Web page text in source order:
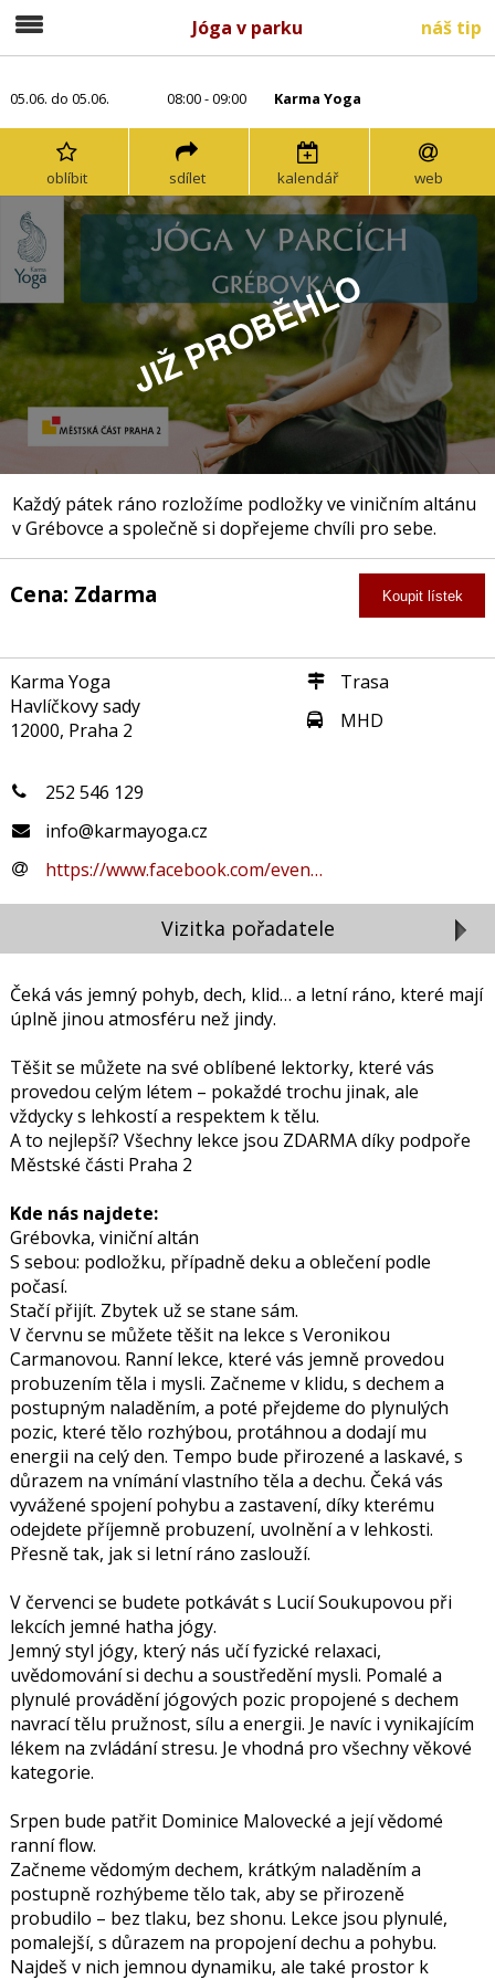
Jóga v parku náš tip
05.06. do 05.06. 08:00 - 09:00 Karma Yoga
oblíbit sdílet kalendář web
Každý pátek ráno rozložíme podložky ve viničním altánu
v Grébovce a společně si dopřejeme chvíli pro sebe.
Cena: Zdarma Koupit lístek
Karma Yoga
Havlíčkovy sady
12000, Praha 2
Trasa
MHD
252 546 129
info@karmayoga.cz
https://www.facebook.com/even…
Vizitka pořadatele
Čeká vás jemný pohyb, dech, klid… a letní ráno, které mají
úplně jinou atmosféru než jindy.
Těšit se můžete na své oblíbené lektorky, které vás
provedou celým létem – pokaždé trochu jinak, ale
vždycky s lehkostí a respektem k tělu.
A to nejlepší? Všechny lekce jsou ZDARMA díky podpoře
Městské části Praha 2
Kde nás najdete:
Grébovka, viniční altán
S sebou: podložku, případně deku a oblečení podle
počasí.
Stačí přijít. Zbytek už se stane sám.
V červnu se můžete těšit na lekce s Veronikou
Carmanovou. Ranní lekce, které vás jemně provedou
probuzením těla i mysli. Začneme v klidu, s dechem a
postupným naladěním, a poté přejdeme do plynulých
pozic, které tělo rozhýbou, protáhnou a dodají mu
energii na celý den. Tempo bude přirozené a laskavé, s
důrazem na vnímání vlastního těla a dechu. Čeká vás
vyvážené spojení pohybu a zastavení, díky kterému
odejdete příjemně probuzení, uvolnění a v lehkosti.
Přesně tak, jak si letní ráno zaslouží.
V červenci se budete potkávát s Lucií Soukupovou při
lekcích jemné hatha jógy.
Jemný styl jógy, který nás učí fyzické relaxaci,
uvědomování si dechu a soustředění mysli. Pomalé a
plynulé provádění jógových pozic propojené s dechem
navrací tělu pružnost, sílu a energii. Je navíc i vynikajícím
lékem na zvládání stresu. Je vhodná pro všechny věkové
kategorie.
Srpen bude patřit Dominice Malovecké a její vědomé
ranní flow.
Začneme vědomým dechem, krátkým naladěním a
postupně rozhýbeme tělo tak, aby se přirozeně
probudilo – bez tlaku, bez shonu. Lekce jsou plynulé,
pomalejší, s důrazem na propojení dechu a pohybu.
Najdeš v nich jemnou dynamiku, ale také prostor k